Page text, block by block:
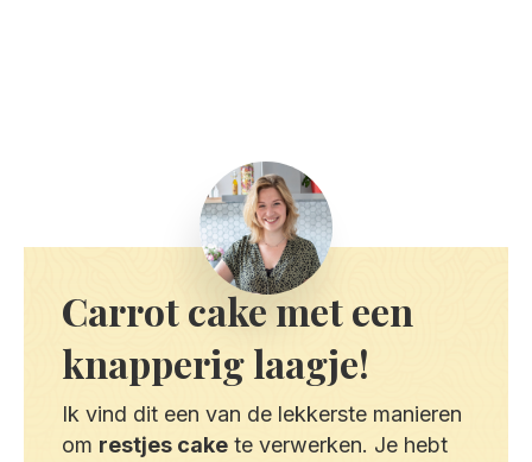
Carrot cake met een
knapperig laagje!
Ik vind dit een van de lekkerste manieren
om restjes cake te verwerken. Je hebt